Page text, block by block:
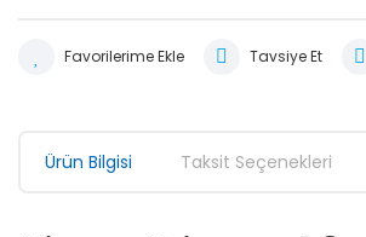
Tavsiye Et
Ürün Bilgisi Taksit Seçenekleri